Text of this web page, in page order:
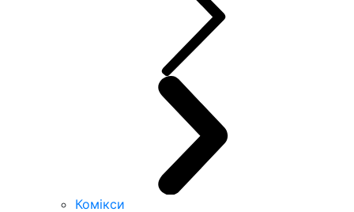
Комікси